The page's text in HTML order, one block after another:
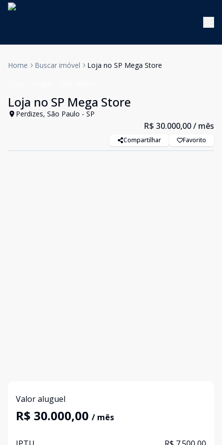
Home Buscar imóvel Loja no SP Mega Store
Loja no SP Mega Store
Perdizes, São Paulo - SP
R$ 30.000,00/ mês
Compartilhar Favorito
Valor aluguel
R$ 30.000,00 / mês